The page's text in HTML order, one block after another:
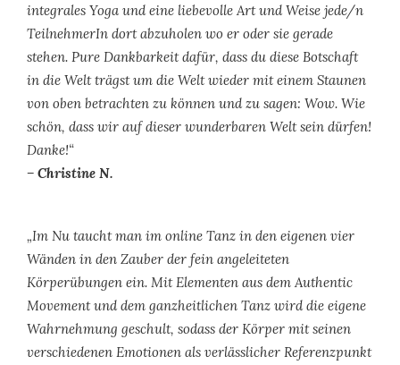
integrales Yoga und eine liebevolle Art und Weise jede/n
TeilnehmerIn dort abzuholen wo er oder sie gerade
stehen. Pure Dankbarkeit dafür, dass du diese Botschaft
in die Welt trägst um die Welt wieder mit einem Staunen
von oben betrachten zu können und zu sagen: Wow. Wie
schön, dass wir auf dieser wunderbaren Welt sein dürfen!
Danke!“
– Christine N.
„Im Nu taucht man im online Tanz in den eigenen vier
Wänden in den Zauber der fein angeleiteten
Körperübungen ein. Mit Elementen aus dem Authentic
Movement und dem ganzheitlichen Tanz wird die eigene
Wahrnehmung geschult, sodass der Körper mit seinen
verschiedenen Emotionen als verlässlicher Referenzpunkt